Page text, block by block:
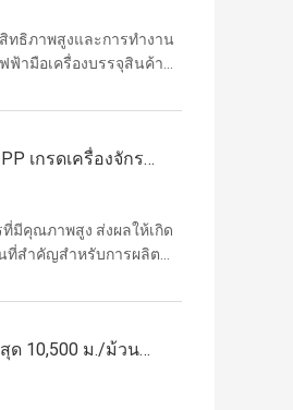
ทธิภาพสูงและการทํางาน
ฟ้ามือเครื่องบรรจุสินค้า
เกรดเครื่องจักร
มีคุณภาพสูง ส่งผลให้เกิด
ที่สําคัญสําหรับการผลิต
ด 10,500 ม./ม้วน